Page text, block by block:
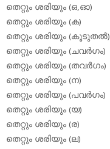
തെറ്റും ശരിയും (ഒ,ഓ)
തെറ്റും ശരിയും (ക)
തെറ്റും ശരിയും (കൂടുതല്‍)
തെറ്റും ശരിയും (ചവര്‍ഗം)
തെറ്റും ശരിയും (തവര്‍ഗം)
തെറ്റും ശരിയും (ന)
തെറ്റും ശരിയും (പവര്‍ഗം)
തെറ്റും ശരിയും (യ)
തെറ്റും ശരിയും (ര)
തെറ്റും ശരിയും (ല)